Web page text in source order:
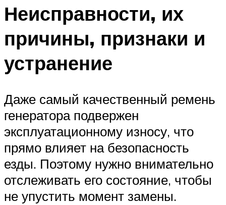
Неисправности, их
причины, признаки и
устранение
Даже самый качественный ремень
генератора подвержен
эксплуатационному износу, что
прямо влияет на безопасность
езды. Поэтому нужно внимательно
отслеживать его состояние, чтобы
не упустить момент замены.